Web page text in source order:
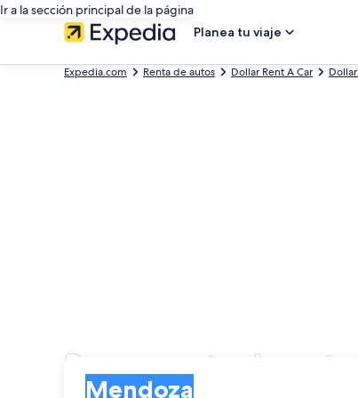
Ir a la sección principal de la página
Planea tu viaje
Expedia.com Renta de autos Dollar Rent A Car
Busca renta de
Mendoza